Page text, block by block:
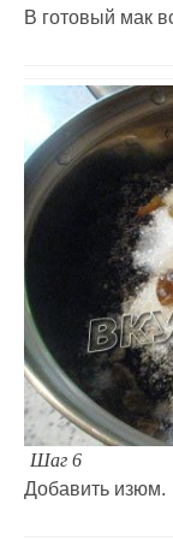
В готовый мак
Шаг 6
Добавить изюм.